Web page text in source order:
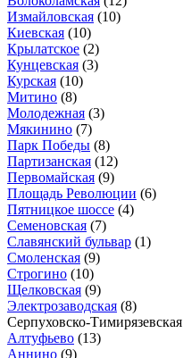
Измайловская (10)
Киевская (10)
Крылатское (2)
Кунцевская (3)
Курская (10)
Митино (8)
Молодежная (3)
Мякинино (7)
Парк Победы (8)
Партизанская (12)
Первомайская (9)
Площадь Революции (6)
Пятницкое шоссе (4)
Семеновская (7)
Славянский бульвар (1)
Смоленская (9)
Строгино (10)
Щелковская (9)
Электрозаводская (8)
Серпуховско-Тимирязевская
Алтуфьево (13)
Аннино (9)